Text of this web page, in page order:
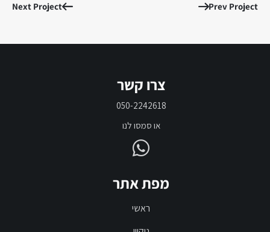
Prev Project
Next Project
צרו קשר
050-2242618
או סמסו לנו
מפת אתר
ראשי